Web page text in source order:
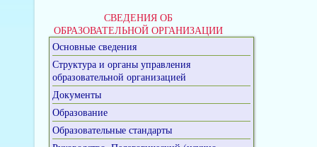
СВЕДЕНИЯ ОБ
ОБРАЗОВАТЕЛЬНОЙ ОРГАНИЗАЦИИ
Основные сведения
Структура и органы управления
образовательной организацией
Документы
Образование
Образовательные стандарты